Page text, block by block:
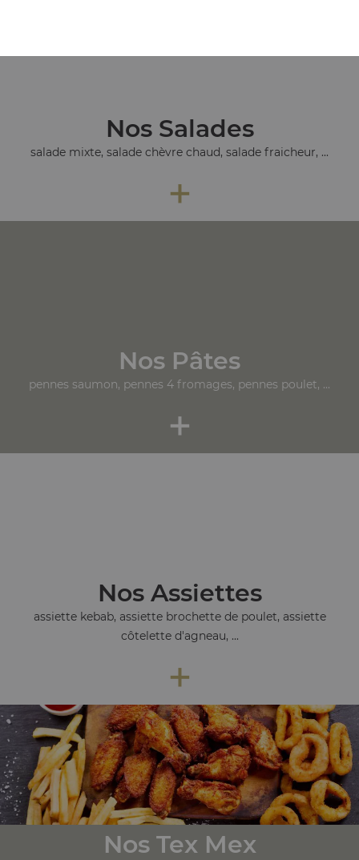
Nos Salades
salade mixte, salade chèvre chaud, salade fraicheur, ...
+
Nos Pâtes
pennes saumon, pennes 4 fromages, pennes poulet, ...
+
Nos Assiettes
assiette kebab, assiette brochette de poulet, assiette
côtelette d'agneau, ...
+
Nos Tex Mex